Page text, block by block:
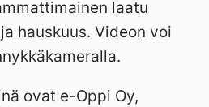
laatu
hauskuus. Videon voi
ovat e-Oppi Oy,